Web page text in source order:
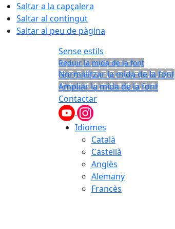
Saltar a la capçalera
Saltar al contingut
Saltar al peu de pàgina
Sense estils
Reduir la mida de la font
Normalitzar la mida de la font
Ampliar la mida de la font
Contactar
Idiomes
Català
Castellà
Anglès
Alemany
Francès